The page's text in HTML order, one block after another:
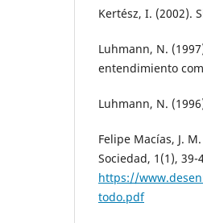
Kertész, I. (2002).
Luhmann, N.
entendimiento
Luhmann, N.
Felipe Macías, J.
Sociedad, 1(1), 39-
https://
todo.pdf